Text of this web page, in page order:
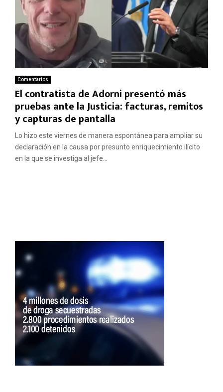
Comentarios
El contratista de Adorni presentó más
pruebas ante la Justicia: facturas, remitos
y capturas de pantalla
Lo hizo este viernes de manera espontánea para ampliar su
declaración en la causa por presunto enriquecimiento ilícito
en la que se investiga al jefe...